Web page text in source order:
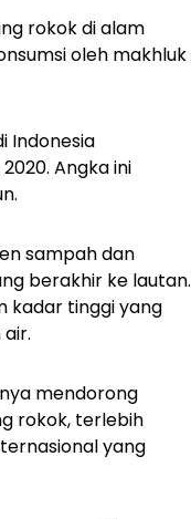
rokok di alam
oleh makhluk
Indonesia
Angka ini
sampah dan
berakhir ke lautan.
kadar tinggi yang
mendorong
rokok, terlebih
yang